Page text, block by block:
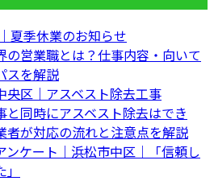
夏季休業のお知らせ
の営業職とは？仕事内容・向いて
スを解説
央区｜アスベスト除去工事
と同時にアスベスト除去はでき
者が対応の流れと注意点を解説
ンケート｜浜松市中区｜「信頼し